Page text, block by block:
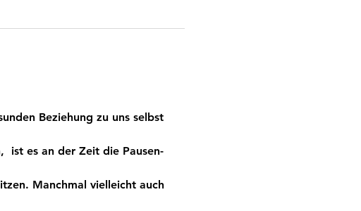
Beziehung zu uns selbst
ist es an der Zeit die Pausen-
Manchmal vielleicht auch